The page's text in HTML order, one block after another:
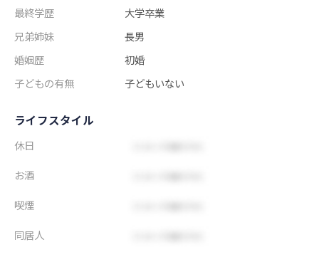
最終学歴
大学卒業
兄弟姉妹
長男
婚姻歴
初婚
子どもの有無
子どもいない
ライフスタイル
休日
お酒
喫煙
同居人